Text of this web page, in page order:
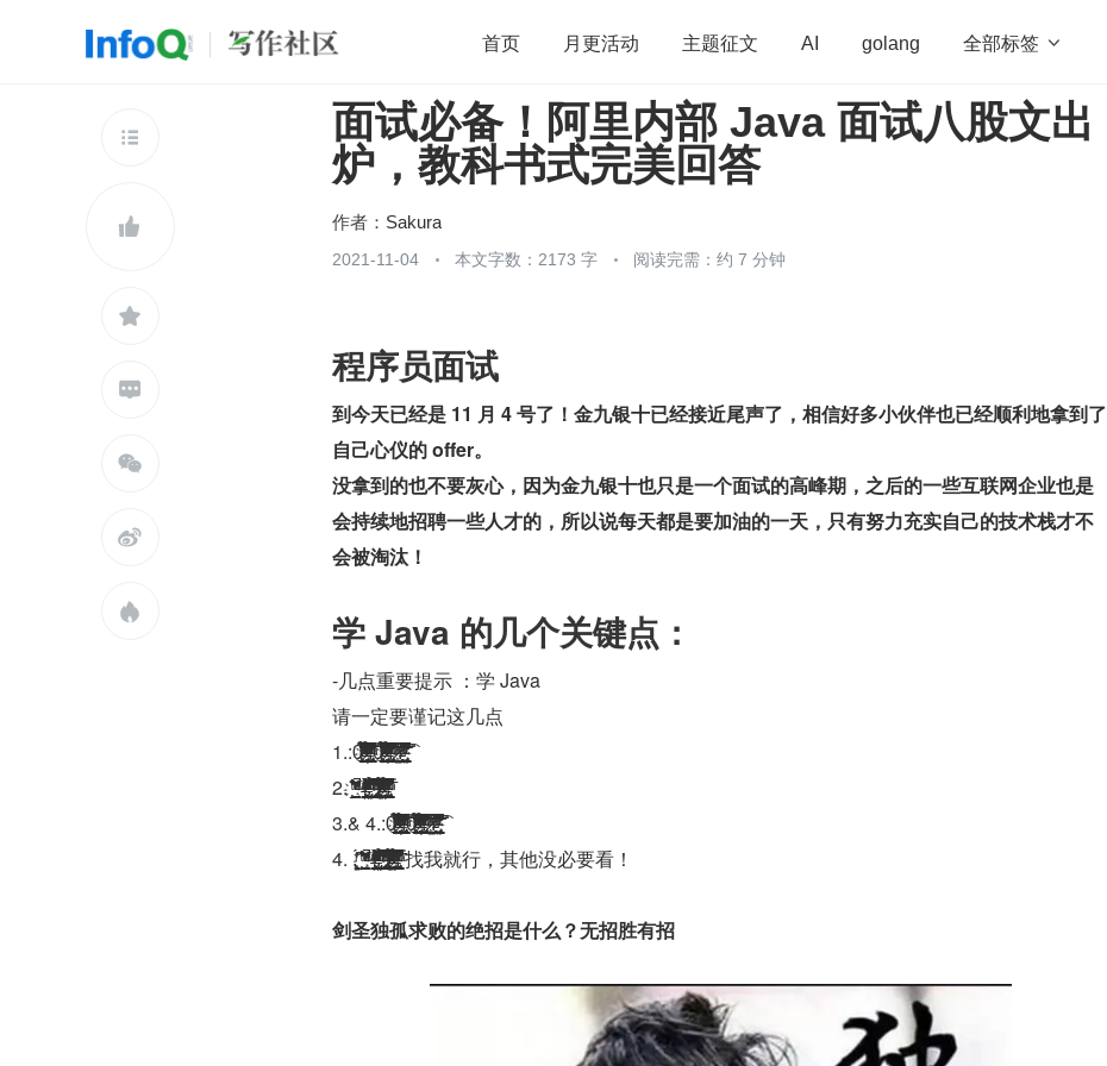
首页 月更活动 主题征文 AI golang 全部标签 
开源 架构 OpenHarmony 算法 学习方法 Web3.0 高效工作
团队管理 程序员 运维 深度思考
查看更多







面试必备！阿里内部 Java 面试八股文出
炉，教科书式完美回答
作者： Sakura
2021-11-04 本文字数：2173 字 阅读完需：约 7 分钟
程序员面试
到今天已经是 11 月 4 号了！金九银十已经接近尾声了，相信好多小伙伴也已经顺利地拿到了
自己心仪的 offer。
没拿到的也不要灰心，因为金九银十也只是一个面试的高峰期，之后的一些互联网企业也是
会持续地招聘一些人才的，所以说每天都是要加油的一天，只有努力充实自己的技术栈才不
会被淘汰！
学 Java 的几个关键点：
-几点重要提示 ：学 Java
请‭一定要谨记这几点
1.:0ͤ̀҉̷̸͍̺̟̳͔̞̙̳̳͕͖̬̮̳͂̿͆ͯ̋̒̇ͨ́͋̄̃͌̉̈ͮ̿͟͠ ̷͇͚̝̘̞̯̦̾ͬ̋̌̂͑ͤ̓ͭ̀͒̌̑̒̎͊͆ͬͬ҉̶̴̩̥͎͖̻̜̰̪̙̝̺͕͓̹̱͚̪ͦͣ͐́͆̀̀ͪ̍ͫ͂̇ͬ̑̉̓̍̋ͦ͗̌̌̊͊̚͞.̢͔̮̖̠͇̝̳̪̩̩̥͎͔̞̳̻͓̐̊̔́̀͛̎̑͌̓͑̿́̏ͭͫ̀͋͋̐̍ͦͦ̀̕̚ͅͅ0ͤ̀҉̷̸̨͍̺̟̳͔̞̙̳̳͕͖̬̮̳̥͖͕͂̿͆ͯ̋̒̇ͨ́͋̄̃͌̉̈ͮ̿͟͠ ̷͇͚̝̘̞̯̦̾ͬ̋̌̂͑ͤ̓ͭ̀͒̌̑̒̎͊͆ͬͬ҉̶̴̩̥͎͖̻̜̰̪̙̝̺͕͓̹̱͚̪̱ͦͣ͐́͆̀̀ͪ̍ͫ͂̇ͬ̑̉̓̍̋ͦ͗̌̌̊͊̊́̚͞.̢͔̮̖̠͇̝̳̪̩̩̥͎͔̞̳̻͓̜͍͍̐̊̔́̀͛̎̑͌̓͑̿́̏ͭͫ̀͋͋̐̍ͦͦ̀̄̕̚ͅͅ ̷̦̖̘̤̇ͣ̿͗͆̓.̵̥͈̝͚̘̘͍̘͎̟̳̺̗̬̰̤̪̮̞̝̯̖̂̿ͫͣ̊̔ͯ́̋̍͞͠҉̴̧̲̗̭̼̩͊ͤ͋͐́̋͡ ̡̛͈̺̗̗̭̮͎̗͉͉͇͚͎͓̦̃͛̔͒̒ͥ̇͂̽̌̈̎̀͆͑͆ͨͬ̽͌̍̚͘͘͡ͅ
2. ̛̛̾̒̊̈̈̇ͭ̾҉̱̹͙ ̪̖̠̱ͧͬͤͯ̄ͣͨ̚̚͘͠ ͮ ̶̶̸͓̤̩͉̻̩̘͕̠͍̳̳͔̬̰̤̺̹͉̞͚̖̲͈̻̪̜̹͇̭̥̼̹ͥͪ̽ͣͪ̒́̀ͤͬ̃̄̆̈́ͭͣ̇̓̊ͦ̍ͭ͂̽͑ͫ́̽͒̇̾͊ͮͪ̑͑̄͘͢͟͡ͅͅ.̢̬̜͇̳̮̩̗͈̝̪̭̲̓̆̄̒̈̊ͧ̈́̋ͥͬ̏͑ͨ͗̿ͨ̃ͧ͒͑̈̚̚҉͖̭̦̲͎̗̳̾̓̉̂͑͛ͧ̾̕͞ͅ ̧̨̧̡̛̳͙͙͚̮̥̙̖̞͈̜͖̱̻̪̗̱̠̼͈̠͔̯̺̳̥͔̱̟̱̥͎̰͕͆̆̏̋̄ͤ͆̀̈̓̃͋̐̓ͥ̀̐̐̽̑ͦ͑͗͑̄ͥ͒̀̚͟͜͜͡͞͞ͅͅ.̷̸̵͎̱̗̗̹̥̟̬̲̲͉͇͉̦̼̞̬̰̹̬̘͍͖̤̮̮͇̥͉̹̝̰͕̼͔͙͆̾͑̓͛̀̒͆͆͑ͯ͋ͭͬͤ̏ͬͮͤ̋ͬ̇̅ͤ̀͘̚͠ͅ҉̷̸̨͍̺̟̳͔̞̙̳̳͕͖̬̮̳̥͖͕͂̿͆ͯ̋̒̇ͨ́͋̄̃͌̉̈ͮ̿͟͠ ̷͇͚̝̘̞̯̦̾ͬ̋̌̂͑ͤ̓ͭ̀͒̌̑̒̎͊͆ͬͬ҉̶̴̩̥͎͖̻̜̰̪̙̝̺͕͓̹̱͚̪̱ͦͣ͐́͆̀̀ͪ̍ͫ͂̇ͬ̑̉̓̍̋ͦ͗̌̌̊͊̊́̚͞.̢͔̮̖̠͇̝̳̪̩̩̥͎͔̞̳̻͓̐̊̔́̀͛̎̑͌̓͑̿́̏ͭͫ̀͋͋̐̍ͦͦ̀̕̚ͅͅ
3.& 4.:0ͤ̀҉̷̸͍̺̟̳͔̞̙̳̳͕͖̬̮̳͂̿͆ͯ̋̒̇ͨ́͋̄̃͌̉̈ͮ̿͟͠ ̷͇͚̝̘̞̯̦̾ͬ̋̌̂͑ͤ̓ͭ̀͒̌̑̒̎͊͆ͬͬ҉̶̴̩̥͎͖̻̜̰̪̙̝̺͕͓̹̱͚̪ͦͣ͐́͆̀̀ͪ̍ͫ͂̇ͬ̑̉̓̍̋ͦ͗̌̌̊͊̚͞.̢͔̮̖̠͇̝̳̪̩̩̥͎͔̞̳̻͓̐̊̔́̀͛̎̑͌̓͑̿́̏ͭͫ̀͋͋̐̍ͦͦ̀̕̚ͅͅ0ͤ̀҉̷̸̨͍̺̟̳͔̞̙̳̳͕͖̬̮̳̥͖͕͂̿͆ͯ̋̒̇ͨ́͋̄̃͌̉̈ͮ̿͟͠ ̷͇͚̝̘̞̯̦̾ͬ̋̌̂͑ͤ̓ͭ̀͒̌̑̒̎͊͆ͬͬ҉̶̴̩̥͎͖̻̜̰̪̙̝̺͕͓̹̱͚̪̱ͦͣ͐́͆̀̀ͪ̍ͫ͂̇ͬ̑̉̓̍̋ͦ͗̌̌̊͊̊́̚͞.̢͔̮̖̠͇̝̳̪̩̩̥͎͔̞̳̻͓̜͍͍̐̊̔́̀͛̎̑͌̓͑̿́̏ͭͫ̀͋͋̐̍ͦͦ̀̄̕̚ͅͅ ̷̦̖̘̤̇ͣ̿͗͆̓.̵̥͈̝͚̘̘͍̘͎̟̳̺̗̬̰̤̪̮̞̝̯̖̂̿ͫͣ̊̔ͯ́̋̍͞͠҉̴̧̲̗̭̼̩͊ͤ͋͐́̋͡ ̡̛͈̺̗̗̭̮͎̗͉͉͇͚͎͓̦̃͛̔͒̒ͥ̇͂̽̌̈̎̀͆͑͆ͨͬ̽͌̍̚͘͘͡ͅ
4. .̝̦̬̤͖̗͕͎́ͬ̂̕͠ ̛̛̾̒̊̈̈̇ͭ̾҉̱̹͙ ̪̖̠̱͎ͧͬͤͯ̄ͣͨ̚̚͘͠ ͮ ̶̶̸͓̤̩͉̻̩̘͕̠͍̳̳͔̬̰̤̺̹͉̞͚̖̲͈̻̪̜̹͇̭̥̼̹ͥͪ̽ͣͪ̒́̀ͤͬ̃̄̆̈́ͭͣ̇̓̊ͦ̍ͭ͂̽͑ͫ́̽͒̇̾͊ͮͪ̑͑̄͘͢͟͡ͅͅ.̢̬̜͇̳̮̩̗͈̝̪̭̲̓̆̄̒̈̊ͧ̈́̋ͥͬ̏͑ͨ͗̿ͨ̃ͧ͒͑̈̚̚҉͖̭̦̲͎̗̳̾̓̉̂͑͛ͧ̾̕͞ͅ ̧̨̧̡̛̳͙͙͚̮̥̙̖̞͈̜͖̱̻̪̗̱̠̼͈̠͔̯̺̳̥͔̱̟̱̥͎̰͕͆̆̏̋̄ͤ͆̀̈̓̃͋̐̓ͥ̀̐̐̽̑ͦ͑͗͑̄ͥ͒̀̚͟͜͜͡͞͞ͅͅ.̷̸̵͎̱̗̗̹̥̟̬̲̲͉͇͉̦̼̞̬̰̹̬̘͍͖̤̮̮͇̥͉̹̝̰͕̼͔͙͆̾͑̓͛̀̒͆͆͑ͯ͋ͭͬͤ̏ͬͮͤ̋ͬ̇̅ͤ̀͘̚͠ͅ҉̷̸̨͍̺̟̳͔̞̙̳̳͕͖̬̮̳̥͖͕͂̿͆ͯ̋̒̇ͨ́͋̄̃͌̉̈ͮ̿͟͠ ̷͇͚̝̘̞̯̦̾ͬ̋̌̂͑ͤ̓ͭ̀͒̌̑̒̎͊͆ͬͬ҉̶̴̩̥͎͖̻̜̰̪̙̝̺͕͓̹̱͚̪̱ͦͣ͐́͆̀̀ͪ̍ͫ͂̇ͬ̑̉̓̍̋ͦ͗̌̌̊͊̊́̚͞.̢͔̮̖̠͇̝̳̪̩̩̥͎͔̞̳̻͓̐̊̔́̀͛̎̑͌̓͑̿́̏ͭͫ̀͋͋̐̍ͦͦ̀̕̚ͅͅ 找我就行，其他没必要看！
剑圣独孤求败的绝招是什么？无招胜有招